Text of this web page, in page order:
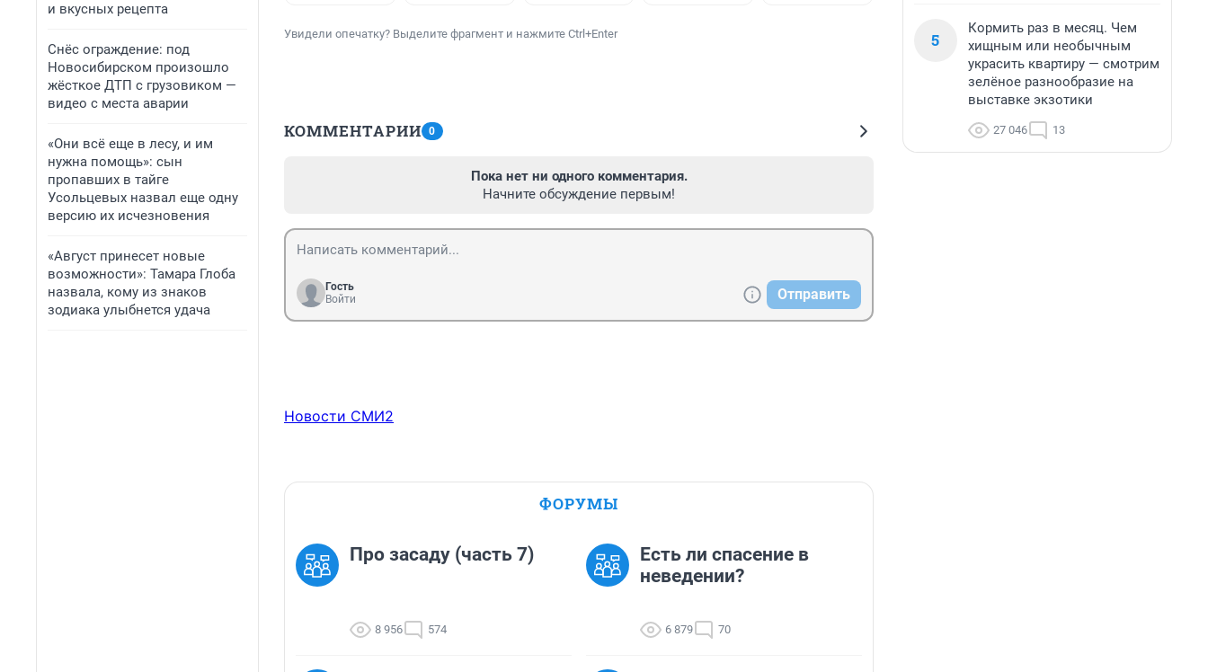
и вкусных рецепта
Снёс ограждение: под
Новосибирском произошло
жёсткое ДТП с грузовиком —
видео с места аварии
«Они всё еще в лесу, и им
нужна помощь»: сын
пропавших в тайге
Усольцевых назвал еще одну
версию их исчезновения
«Август принесет новые
возможности»: Тамара Глоба
назвала, кому из знаков
зодиака улыбнется удача
Увидели опечатку? Выделите фрагмент и нажмите Ctrl+Enter
КОММЕНТАРИИ 0
Пока нет ни одного комментария.
Начните обсуждение первым!
Гость
Войти
Отправить
Новости СМИ2
ФОРУМЫ
Про засаду (часть 7)
8 956 574
Есть ли спасение в
неведении?
6 879 70
5
Кормить раз в месяц. Чем
хищным или необычным
украсить квартиру — смотрим
зелёное разнообразие на
выставке экзотики
27 046 13